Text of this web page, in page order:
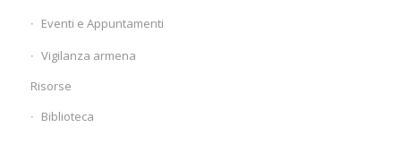
Eventi e Appuntamenti
Vigilanza armena
Risorse
Biblioteca